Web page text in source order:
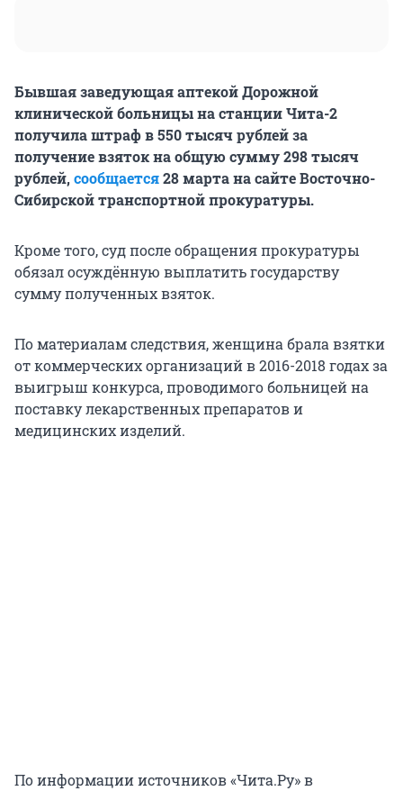
Бывшая заведующая аптекой Дорожной
клинической больницы на станции Чита-2
получила штраф в 550 тысяч рублей за
получение взяток на общую сумму 298 тысяч
рублей,сообщается28 марта на сайте Восточно-
Сибирской транспортной прокуратуры.
Кроме того, суд после обращения прокуратуры
обязал осуждённую выплатить государству
сумму полученных взяток.
По материалам следствия, женщина брала взятки
от коммерческих организаций в 2016-2018 годах за
выигрыш конкурса, проводимого больницей на
поставку лекарственных препаратов и
медицинских изделий.
По информации источников «Чита.Ру» в